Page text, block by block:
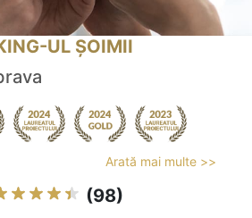
UL ȘOIMII
Arată mai multe >>
(98)